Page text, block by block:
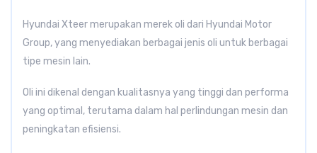
Hyundai Xteer merupakan merek oli dari Hyundai Motor
Group, yang menyediakan berbagai jenis oli untuk berbagai
tipe mesin lain.
Oli ini dikenal dengan kualitasnya yang tinggi dan performa
yang optimal, terutama dalam hal perlindungan mesin dan
peningkatan efisiensi.